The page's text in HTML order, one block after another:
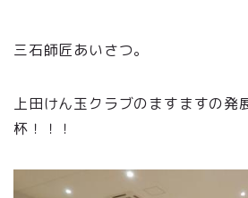
三石師匠あいさつ。
上田けん玉クラブのますますの発
杯！！！